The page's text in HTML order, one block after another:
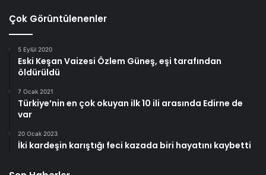
Çok Görüntülenenler
5 Eylül 2020
Eski Keşan Vaizesi Özlem Güneş, eşi tarafından
öldürüldü
7 Ocak 2021
Türkiye’nin en çok okuyan ilk 10 ili arasında Edirne de
var
20 Ocak 2023
İki kardeşin karıştığı feci kazada biri hayatını kaybetti